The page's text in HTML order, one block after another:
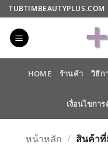
ข้าม
ไป
เนื้อหา
TUBTIMBEAUTYPLUS.COM
HOME ร้านค้า วิธีก
เงื่อนไขกา
หน้าหลัก / สินค้าที่